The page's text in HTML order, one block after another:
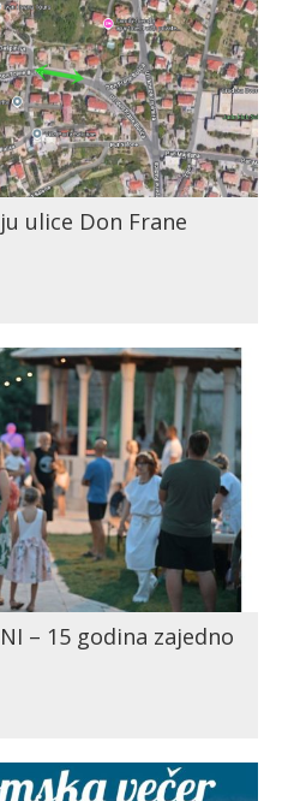
ulice Don Frane
– 15 godina zajedno